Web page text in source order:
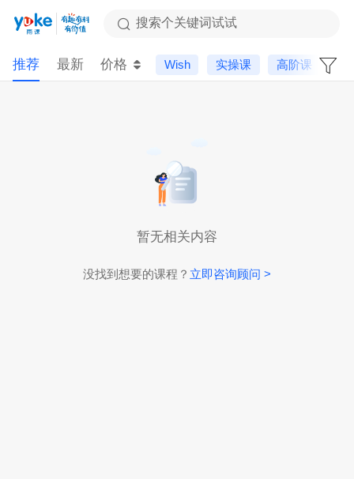
搜索个关键词试试
推荐 最新 价格 Wish 实操课 高阶课
暂无相关内容
没找到想要的课程？ 立即咨询顾问 >